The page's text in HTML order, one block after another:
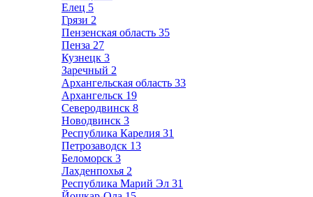
Елец 5
Грязи 2
Пензенская область 35
Пенза 27
Кузнецк 3
Заречный 2
Архангельская область 33
Архангельск 19
Северодвинск 8
Новодвинск 3
Республика Карелия 31
Петрозаводск 13
Беломорск 3
Лахденпохья 2
Республика Марий Эл 31